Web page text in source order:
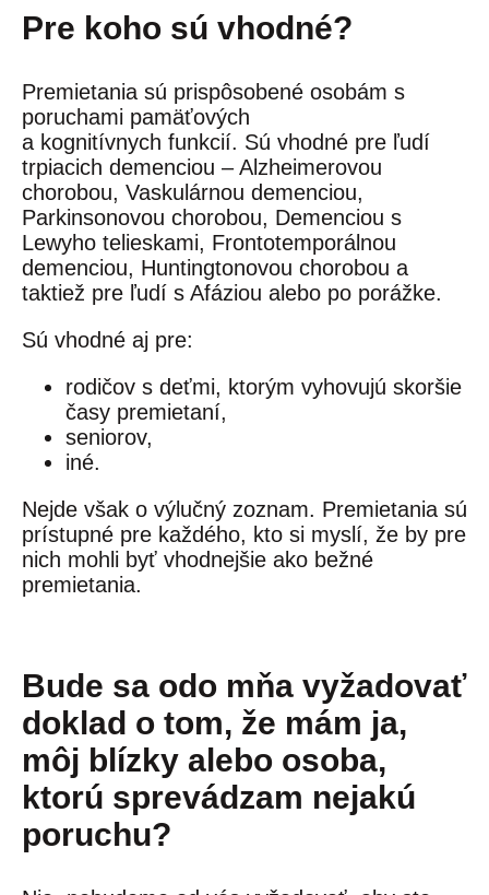
Pre koho sú vhodné?
Premietania sú prispôsobené osobám s
poruchami pamäťových
a kognitívnych funkcií. Sú vhodné pre ľudí
trpiacich demenciou – Alzheimerovou
chorobou, Vaskulárnou demenciou,
Parkinsonovou chorobou, Demenciou s
Lewyho telieskami, Frontotemporálnou
demenciou, Huntingtonovou chorobou a
taktiež pre ľudí s Afáziou alebo po porážke.
Sú vhodné aj pre:
rodičov s deťmi, ktorým vyhovujú skoršie
časy premietaní,
seniorov,
iné.
Nejde však o výlučný zoznam. Premietania sú
prístupné pre každého, kto si myslí, že by pre
nich mohli byť vhodnejšie ako bežné
premietania.
Bude sa odo mňa vyžadovať
doklad o tom, že mám ja,
môj blízky alebo osoba,
ktorú sprevádzam nejakú
poruchu?